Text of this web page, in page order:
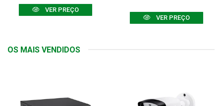
VER PREÇO
VER PREÇO
OS MAIS VENDIDOS